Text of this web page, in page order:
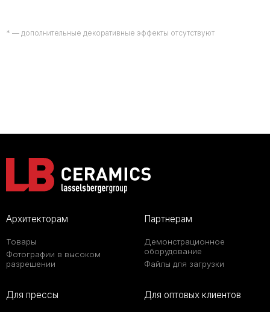
* — дополнительные декоративные эффекты отсутствуют
Архитекторам
Товары
Фотографии в высоком
разрешении
Партнерам
Демонстрационное
оборудование
Файлы для загрузки
Для прессы Для оптовых клиентов